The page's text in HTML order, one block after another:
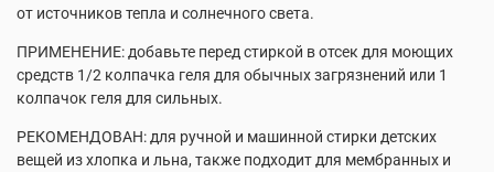
от источников тепла и солнечного света.
ПРИМЕНЕНИЕ: добавьте перед стиркой в отсек для моющих
средств 1/2 колпачка геля для обычных загрязнений или 1
колпачок геля для сильных.
РЕКОМЕНДОВАН: для ручной и машинной стирки детских
вещей из хлопка и льна, также подходит для мембранных и